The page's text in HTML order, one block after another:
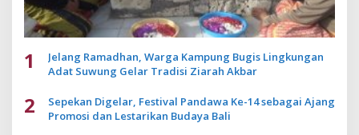
1
Jelang Ramadhan, Warga Kampung Bugis Lingkungan
Adat Suwung Gelar Tradisi Ziarah Akbar
2
Sepekan Digelar, Festival Pandawa Ke-14 sebagai Ajang
Promosi dan Lestarikan Budaya Bali